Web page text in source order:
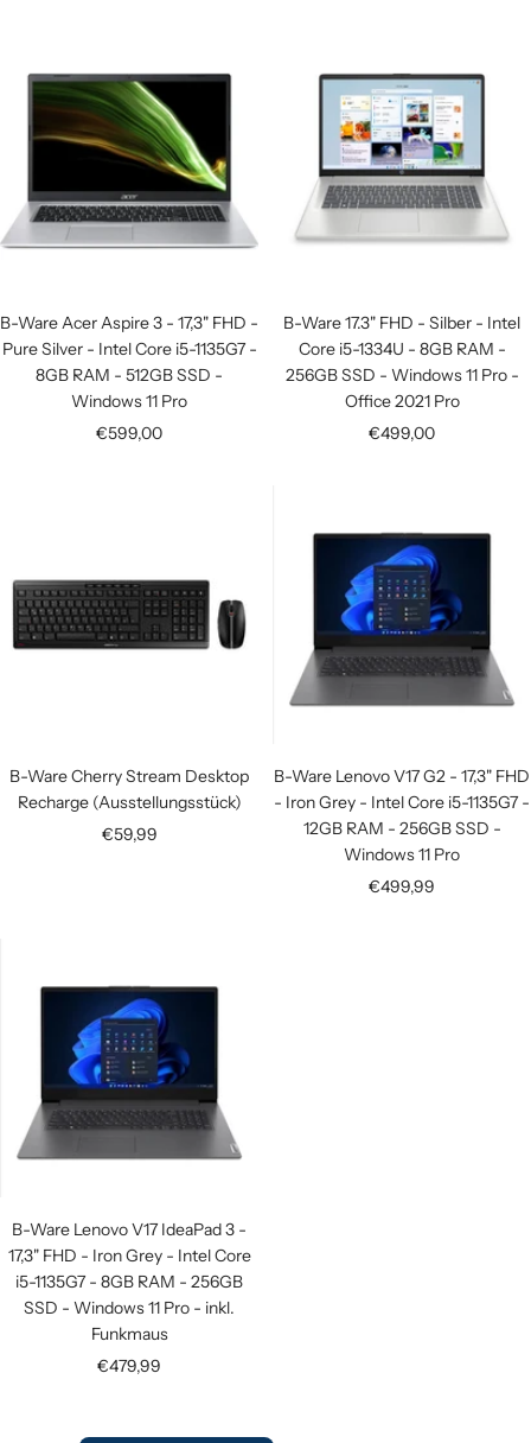
B-Ware Acer Aspire 3 - 17,3" FHD -
Pure Silver - Intel Core i5-1135G7 -
8GB RAM - 512GB SSD -
Windows 11 Pro
Angebotspreis
€599,00
B-Ware 17.3" FHD - Silber - Intel
Core i5-1334U - 8GB RAM -
256GB SSD - Windows 11 Pro -
Office 2021 Pro
Angebotspreis
€499,00
B-Ware Cherry Stream Desktop
Recharge (Ausstellungsstück)
Angebotspreis
€59,99
B-Ware Lenovo V17 G2 - 17,3" FHD
- Iron Grey - Intel Core i5-1135G7 -
12GB RAM - 256GB SSD -
Windows 11 Pro
Angebotspreis
€499,99
B-Ware Lenovo V17 IdeaPad 3 -
17,3" FHD - Iron Grey - Intel Core
i5-1135G7 - 8GB RAM - 256GB
SSD - Windows 11 Pro - inkl.
Funkmaus
Angebotspreis
€479,99